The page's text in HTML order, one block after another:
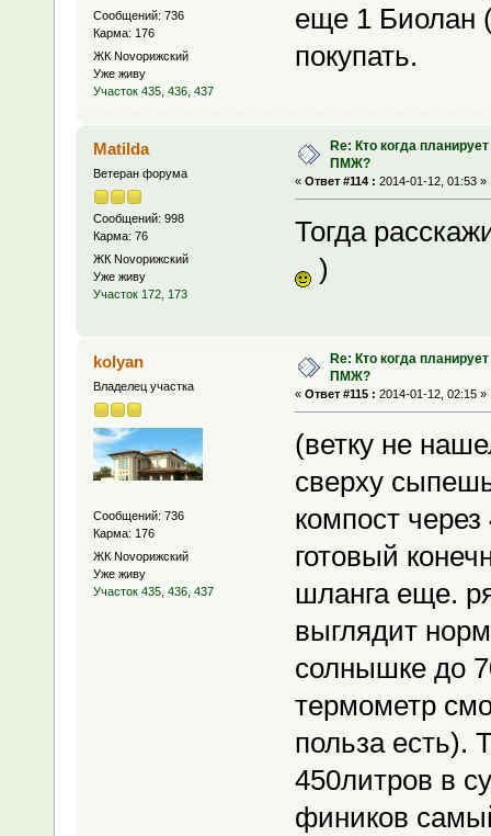
Сообщений: 736
Карма: 176
ЖК Novoрижский
Уже живу
Участок 435, 436, 437
еще 1 Биолан
покупать.
Matilda
Ветеран форума
Сообщений: 998
Карма: 76
ЖК Novoрижский
Уже живу
Участок 172, 173
Re: Кто когда
ПМЖ?
« Ответ #114 : 2014-01-12, 01:53 »
Тогда
)
kolyan
Владелец участка
Сообщений: 736
Карма: 176
ЖК Novoрижский
Уже живу
Участок 435, 436, 437
Re: Кто когда
ПМЖ?
« Ответ #115 : 2014-01-12, 02:15 »
(ветку не
сверху
компост
готовый
шланга еще.
выглядит
солнышке до
термометр
польза есть).
450литров в
фиников